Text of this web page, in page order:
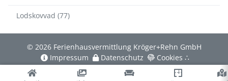
Lodskovvad (77)
© 2026 Ferienhausvermittlung Kröger+Rehn GmbH
Impressum
Datenschutz Cookies ∴